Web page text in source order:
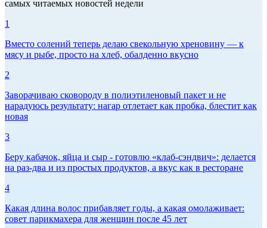
самых читаемых новостей недели
1
Вместо солений теперь делаю свекольную хреновину — к
мясу и рыбе, просто на хлеб, обалденно вкусно
2
Заворачиваю сковороду в полиэтиленовый пакет и не
нарадуюсь результату: нагар отлетает как пробка, блестит как
новая
3
Беру кабачок, яйца и сыр - готовлю «клаб-сэндвич»: делается
на раз-два и из простых продуктов, а вкус как в ресторане
4
Какая длина волос прибавляет годы, а какая омолаживает:
совет парикмахера для женщин после 45 лет